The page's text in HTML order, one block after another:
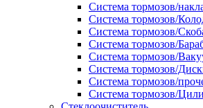
Система тормозов/
Система тормозов/
Система тормозов/
Система тормозов/
Система тормозов/
Система тормозов/
Система тормозов/
Система тормозов/